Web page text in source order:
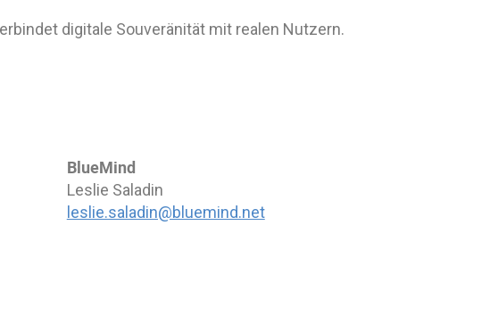
digitale Souveränität mit realen Nutzern.
BlueMind
Leslie Saladin
leslie.saladin@bluemind.net